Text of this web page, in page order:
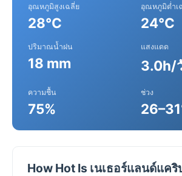
อุณหภูมิสูงเฉลี่ย
28°C
อุณหภูมิต่ำเ
24°C
ปริมาณน้ำฝน
18 mm
แสงแดด
3.0h/
ความชื้น
75%
ช่วง
How Hot Is เนเธอร์แลนด์แคริ